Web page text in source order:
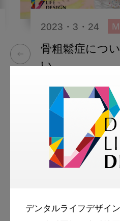
デンタルライフデザイ
2023・3・24
骨粗鬆症につ
い
More Smile
お悩み相談
スマイル＋
動画